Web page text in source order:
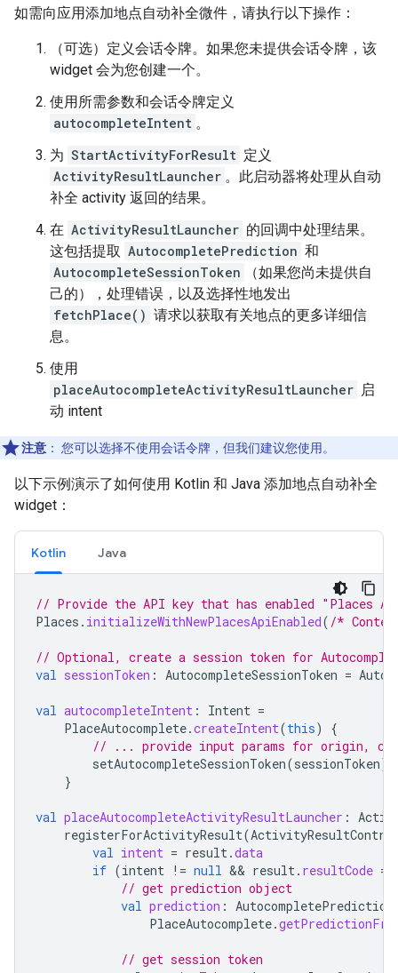
如需向应用添加地点自动补全微件，请执行以下操作：
（可选）定义会话令牌。如果您未提供会话令牌，该
widget 会为您创建一个。
使用所需参数和会话令牌定义
autocompleteIntent 。
为 StartActivityForResult 定义
ActivityResultLauncher 。此启动器将处理从自动
补全 activity 返回的结果。
在 ActivityResultLauncher 的回调中处理结果。
这包括提取 AutocompletePrediction 和
AutocompleteSessionToken
（如果您尚未提供自
己的），处理错误，以及选择性地发出
fetchPlace() 请求以获取有关地点的更多详细信
息。
使用
placeAutocompleteActivityResultLauncher 启
动 intent
注意 ： 您可以选择不使用会话令牌，但我们建议您使用。
以下示例演示了如何使用 Kotlin 和 Java 添加地点自动补全
widget：
Kotlin Java
// Provide the API key that has enabled "Places
Places . initializeWithNewPlacesApiEnabled( /*
// Optional, create a session token for
val sessionToken : AutocompleteSessionToken =
val autocompleteIntent : Intent =
PlaceAutocomplete.createIntent(this)
{
// ... provide input params for origin,
setAutocompleteSessionToken(sessionToken)
}
val placeAutocompleteActivityResultLauncher :
registerForActivityResult(
val intent = result .data
if (intent != null && result . resultCode ==
// get prediction object
val prediction :
PlaceAutocomplete.
// get session token